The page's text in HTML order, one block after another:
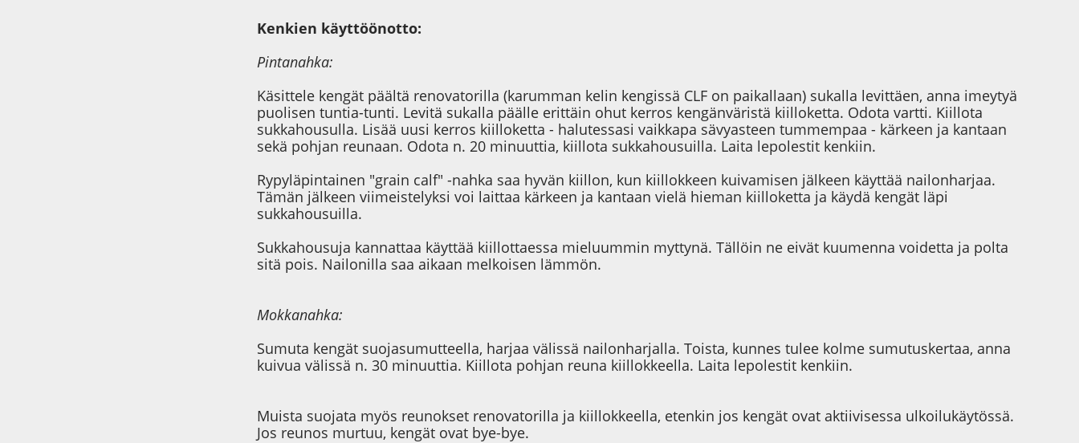
Kenkien käyttöönotto:
Pintanahka:
Käsittele kengät päältä renovatorilla (karumman kelin kengissä CLF on paikallaan) sukalla levittäen, anna imeytyä
puolisen tuntia-tunti. Levitä sukalla päälle erittäin ohut kerros kengänväristä kiilloketta. Odota vartti. Kiillota
sukkahousulla. Lisää uusi kerros kiilloketta - halutessasi vaikkapa sävyasteen tummempaa - kärkeen ja kantaan
sekä pohjan reunaan. Odota n. 20 minuuttia, kiillota sukkahousuilla. Laita lepolestit kenkiin.
Rypyläpintainen "grain calf" -nahka saa hyvän kiillon, kun kiillokkeen kuivamisen jälkeen käyttää nailonharjaa.
Tämän jälkeen viimeistelyksi voi laittaa kärkeen ja kantaan vielä hieman kiilloketta ja käydä kengät läpi
sukkahousuilla.
Sukkahousuja kannattaa käyttää kiillottaessa mieluummin myttynä. Tällöin ne eivät kuumenna voidetta ja polta
sitä pois. Nailonilla saa aikaan melkoisen lämmön.
Mokkanahka:
Sumuta kengät suojasumutteella, harjaa välissä nailonharjalla. Toista, kunnes tulee kolme sumutuskertaa, anna
kuivua välissä n. 30 minuuttia. Kiillota pohjan reuna kiillokkeella. Laita lepolestit kenkiin.
Muista suojata myös reunokset renovatorilla ja kiillokkeella, etenkin jos kengät ovat aktiivisessa ulkoilukäytössä.
Jos reunos murtuu, kengät ovat bye-bye.